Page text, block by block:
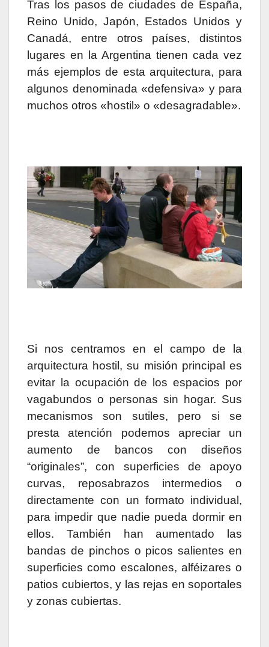
Tras los pasos de ciudades de España,
Reino Unido, Japón, Estados Unidos y
Canadá, entre otros países, distintos
lugares en la Argentina tienen cada vez
más ejemplos de esta arquitectura, para
algunos denominada «defensiva» y para
muchos otros «hostil» o «desagradable».
Si nos centramos en el campo de la
arquitectura hostil, su misión principal es
evitar la ocupación de los espacios por
vagabundos o personas sin hogar. Sus
mecanismos son sutiles, pero si se
presta atención podemos apreciar un
aumento de bancos con diseños
“originales”, con superficies de apoyo
curvas, reposabrazos intermedios o
directamente con un formato individual,
para impedir que nadie pueda dormir en
ellos. También han aumentado las
bandas de pinchos o picos salientes en
superficies como escalones, alféizares o
patios cubiertos, y las rejas en soportales
y zonas cubiertas.